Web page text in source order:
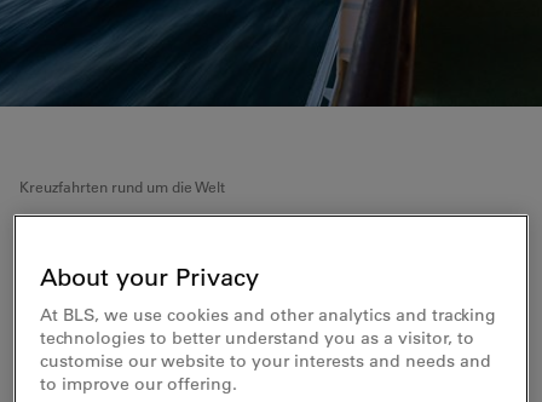
Kreuzfahrten rund um die Welt
Dänemark mit AIDA
Rundreise auf der Ostsee
Lassen Sie sich auf dieser Kreuzfahrt den Ostseewind
About your Privacy
At BLS, we use cookies and other analytics and tracking
technologies to better understand you as a visitor, to
customise our website to your interests and needs and
to improve our offering.